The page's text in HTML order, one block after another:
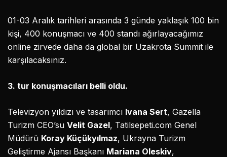
01-03 Aralık tarihleri arasında 3 günde yaklaşık 100 bin
kişi, 400 konuşmacı ve 400 standı ağırlayacağımız
online zirvede daha da global bir Uzakrota Summit ile
karşılacaksınız.
3. tur konuşmacıları belli oldu.
Televizyon yıldızı ve tasarımcı Ivana Sert, Gazella
Turizm CEO’su Velit Gazel, Tatilsepeti.com Genel
Müdürü Koray Küçükyılmaz, Ukrayna Turizm
Geliştirme Ajansı Başkanı Mariana Oleskiv,